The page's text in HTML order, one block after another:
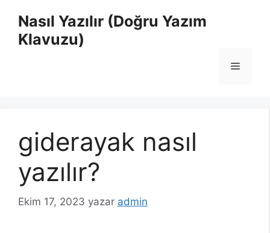
Nasıl Yazılır (Doğru Yazım
Klavuzu)
Menü
giderayak nasıl
yazılır?
Ekim 17, 2023 yazar admin